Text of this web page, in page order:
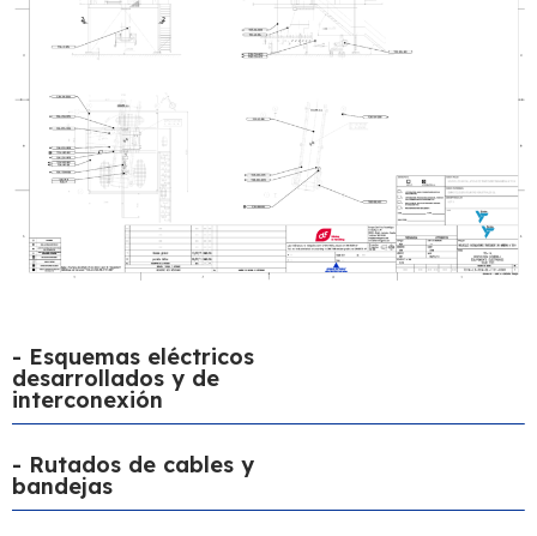
- Esquemas eléctricos
desarrollados y de
interconexión
- Rutados de cables y
bandejas